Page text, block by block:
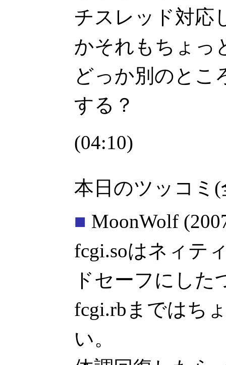
チスレッド対応
かそれもちょっ
どっか別のとこ
する？
(04:10)
本日のツッコミ(
■ MoonWolf
fcgi.soはネィテ
ドセーフにした
fcgi.rbまではち
い。